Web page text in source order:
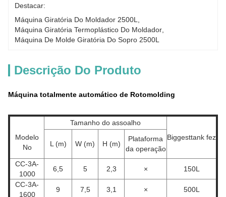
Destacar:
Máquina Giratória Do Moldador 2500L
Máquina Giratória Termoplástico Do Moldador
Máquina De Molde Giratória Do Sopro 2500L
Descrição Do Produto
Máquina totalmente automático de Rotomolding
Modelo
No
Tamanho do assoalho
Biggesttank fez
L (m)
W (m) H (m)
Plataforma
da operação
CC-3A-
1000
6,5 5 2,3 ×
150L
CC-3A-
1600
9 7,5 3,1 × 500L